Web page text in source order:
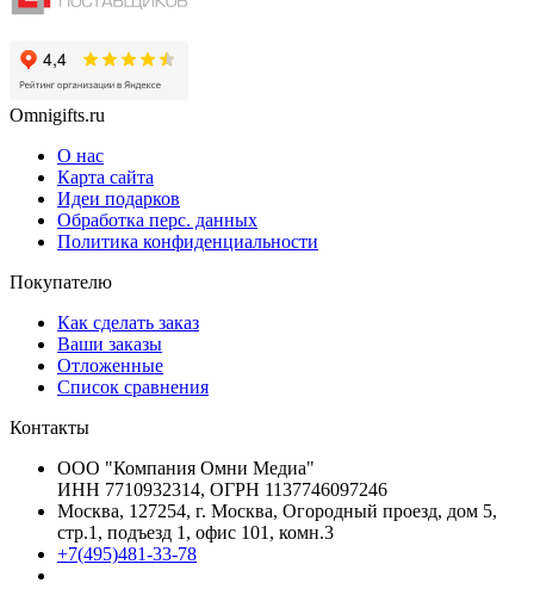
Omnigifts.ru
О нас
Карта сайта
Идеи подарков
Обработка перс. данных
Политика конфиденциальности
Покупателю
Как сделать заказ
Ваши заказы
Отложенные
Список сравнения
Контакты
ООО "Компания Омни Медиа"
ИНН 7710932314, ОГРН 1137746097246
Москва, 127254, г. Москва, Огородный проезд, дом 5,
стр.1, подъезд 1, офис 101, комн.3
+7(495)481-33-78